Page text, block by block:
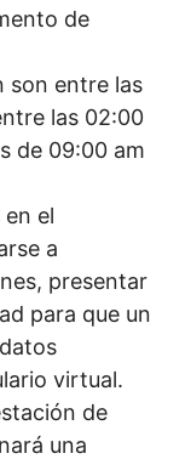
de
son entre las
las 02:00
de 09:00 am
el
a
presentar
para que un
virtual.
de
una